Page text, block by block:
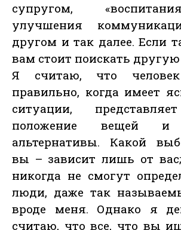
супругом,
улучшения
другом и так далее. Если
вам стоит поискать
Я считаю, что человек
правильно, когда имеет
ситуации,
положение вещей и
альтернативы. Какой
вы – зависит лишь от
никогда не смогут
люди, даже так
вроде меня. Однако я
считаю, что все, что вы